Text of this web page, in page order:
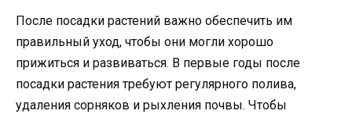
После посадки растений важно обеспечить им
правильный уход, чтобы они могли хорошо
прижиться и развиваться. В первые годы после
посадки растения требуют регулярного полива,
удаления сорняков и рыхления почвы. Чтобы